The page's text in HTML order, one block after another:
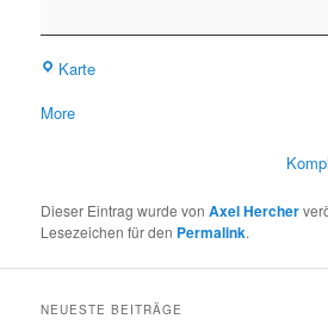
KarteProbahn
Moreabout
Dieser Eintrag wurde vonAxel Hercher
Lesezeichen für den Permalink.
NEUESTE BEITRÄGE